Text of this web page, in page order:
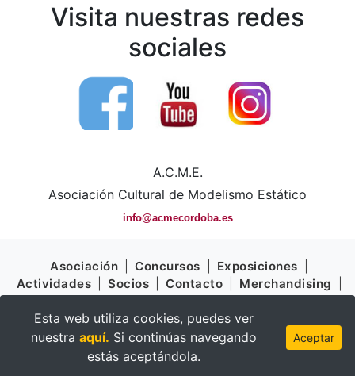
Esta web utiliza cookies, puedes ver
nuestra aquí. Si continúas navegando
estás aceptándola.
Aceptar
Visita nuestras redes
sociales
A.C.M.E.
Asociación Cultural de Modelismo Estático
info@acmecordoba.es
Asociación Concursos Exposiciones
Actividades
Socios Contacto Merchandising
Aviso Legal | Política de Cookies |
Política de
Privacidad
©2026ACME — Powered by